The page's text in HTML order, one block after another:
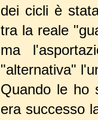
dei cicli è
tra la reale
ma
"alternativa"
Quando le ho
era successo